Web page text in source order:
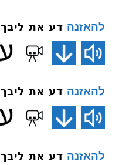
להאזנה דע את ליבך 005 הלב הולך 1
להאזנה דע את ליבך 006 הלב הולך 2
להאזנה